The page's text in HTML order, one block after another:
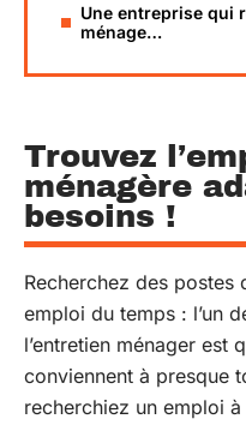
Une entreprise qui
ménage…
Trouvez
ménagère
besoins !
Recherchez des
emploi du temps : l’un
l’entretien ménager est
conviennent à presque
recherchiez un emploi